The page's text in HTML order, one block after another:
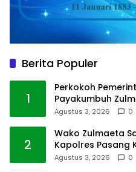
Berita Populer
1
Perkokoh
Payakumbuh
Agustus 3, 2026 0
2
Wako Zulmaeta
Kapolres Pasang
Agustus 3, 2026 0